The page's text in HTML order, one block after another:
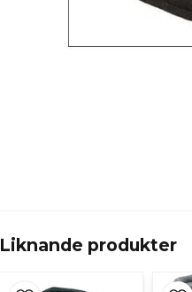
Liknande produkter